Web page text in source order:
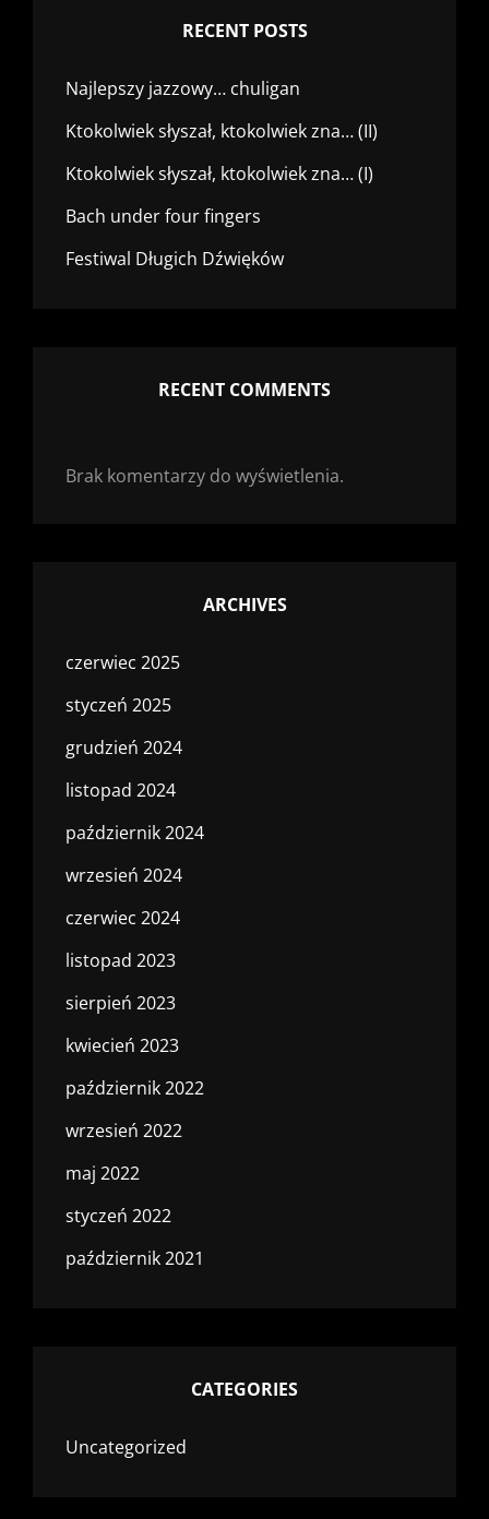
RECENT POSTS
Najlepszy jazzowy… chuligan
Ktokolwiek słyszał, ktokolwiek zna… (II)
Ktokolwiek słyszał, ktokolwiek zna… (I)
Bach under four fingers
Festiwal Długich Dźwięków
RECENT COMMENTS
Brak komentarzy do wyświetlenia.
ARCHIVES
czerwiec 2025
styczeń 2025
grudzień 2024
listopad 2024
październik 2024
wrzesień 2024
czerwiec 2024
listopad 2023
sierpień 2023
kwiecień 2023
październik 2022
wrzesień 2022
maj 2022
styczeń 2022
październik 2021
CATEGORIES
Uncategorized